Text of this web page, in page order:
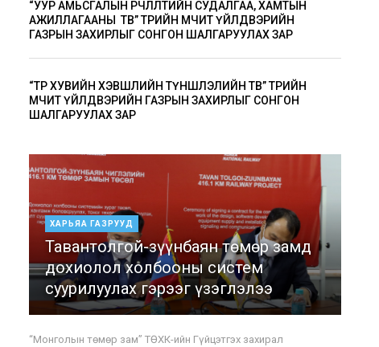
“УУР АМЬСГАЛЫН ӨӨРЧЛӨЛТИЙН СУДАЛГАА, ХАМТЫН
АЖИЛЛАГААНЫ ТӨВ” ТӨРИЙН ӨМЧИТ ҮЙЛДВЭРИЙН
ГАЗРЫН ЗАХИРЛЫГ СОНГОН ШАЛГАРУУЛАХ ЗАР
“ТӨР ХУВИЙН ХЭВШЛИЙН ТҮНШЛЭЛИЙН ТӨВ” ТӨРИЙН
ӨМЧИТ ҮЙЛДВЭРИЙН ГАЗРЫН ЗАХИРЛЫГ СОНГОН
ШАЛГАРУУЛАХ ЗАР
ХАРЬЯА ГАЗРУУД
Тавантолгой-зүүнбаян төмөр замд
дохиолол холбооны систем
суурилуулах гэрээг үзэглэлээ
“Монголын төмөр зам” ТӨХК-ийн Гүйцэтгэх захирал